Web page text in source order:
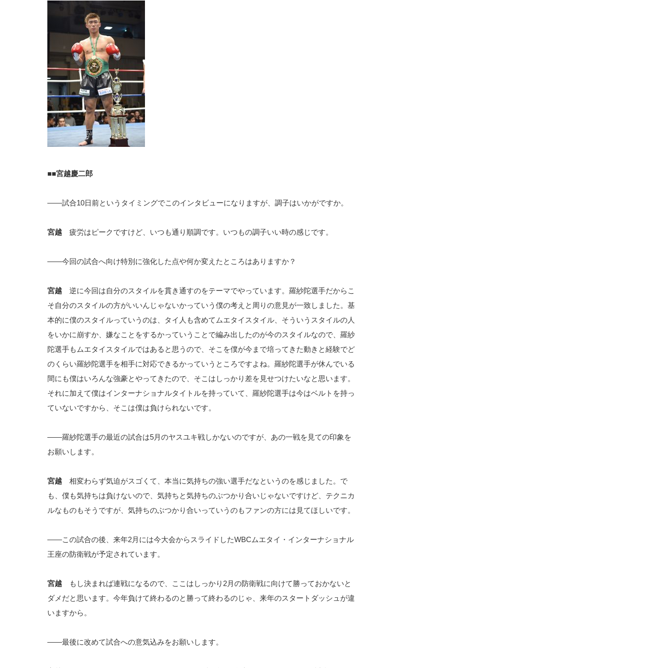
■■宮越慶二郎
――試合10日前というタイミングでこのインタビューになりますが、調子はいかがですか。
宮越 疲労はピークですけど、いつも通り順調です。いつもの調子いい時の感じです。
――今回の試合へ向け特別に強化した点や何か変えたところはありますか？
宮越 逆に今回は自分のスタイルを貫き通すのをテーマでやっています。羅紗陀選手だからこ
そ自分のスタイルの方がいいんじゃないかっていう僕の考えと周りの意見が一致しました。基
本的に僕のスタイルっていうのは、タイ人も含めてムエタイスタイル、そういうスタイルの人
をいかに崩すか、嫌なことをするかっていうことで編み出したのが今のスタイルなので、羅紗
陀選手もムエタイスタイルではあると思うので、そこを僕が今まで培ってきた動きと経験でど
のくらい羅紗陀選手を相手に対応できるかっていうところですよね。羅紗陀選手が休んでいる
間にも僕はいろんな強豪とやってきたので、そこはしっかり差を見せつけたいなと思います。
それに加えて僕はインターナショナルタイトルを持っていて、羅紗陀選手は今はベルトを持っ
ていないですから、そこは僕は負けられないです。
――羅紗陀選手の最近の試合は5月のヤスユキ戦しかないのですが、あの一戦を見ての印象を
お願いします。
宮越 相変わらず気迫がスゴくて、本当に気持ちの強い選手だなというのを感じました。で
も、僕も気持ちは負けないので、気持ちと気持ちのぶつかり合いじゃないですけど、テクニカ
ルなものもそうですが、気持ちのぶつかり合いっていうのもファンの方には見てほしいです。
――この試合の後、来年2月には今大会からスライドしたWBCムエタイ・インターナショナル
王座の防衛戦が予定されています。
宮越 もし決まれば連戦になるので、ここはしっかり2月の防衛戦に向けて勝っておかないと
ダメだと思います。今年負けて終わるのと勝って終わるのじゃ、来年のスタートダッシュが違
いますから。
――最後に改めて試合への意気込みをお願いします。